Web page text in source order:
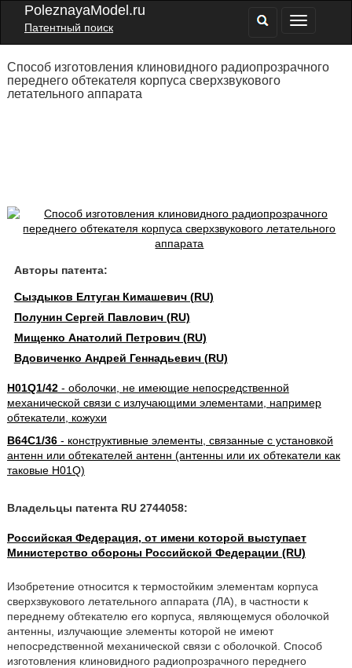
PoleznayaModel.ru
Патентный поиск
Способ изготовления клиновидного радиопрозрачного
переднего обтекателя корпуса сверхзвукового
летательного аппарата
Авторы патента:
Сыздыков Елтуган Кимашевич (RU)
Полунин Сергей Павлович (RU)
Мищенко Анатолий Петрович (RU)
Вдовиченко Андрей Геннадьевич (RU)
H01Q1/42- оболочки, не имеющие непосредственной
механической связи с излучающими элементами, например
обтекатели, кожухи
B64C1/36- конструктивные элементы, связанные с установкой
антенн или обтекателей антенн (антенны или их обтекатели как
таковые H01Q)
Владельцы патента RU 2744058:
Российская Федерация, от имени которой выступает
Министерство обороны Российской Федерации (RU)
Изобретение относится к термостойким элементам корпуса
сверхзвукового летательного аппарата (ЛА), в частности к
переднему обтекателю его корпуса, являющемуся оболочкой
антенны, излучающие элементы которой не имеют
непосредственной механической связи с оболочкой. Способ
изготовления клиновидного радиопрозрачного переднего